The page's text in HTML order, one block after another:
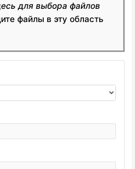
для выбора файлов
файлы в эту область